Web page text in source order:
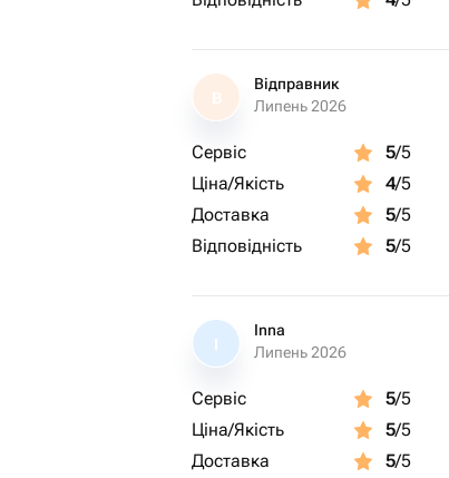
В
Відправник
Липень 2026
Сервіс 5/5
Ціна/Якість
4/5
Доставка
5/5
Відповідність
5/5
I
Inna
Липень 2026
Сервіс 5/5
Ціна/Якість
5/5
Доставка
5/5